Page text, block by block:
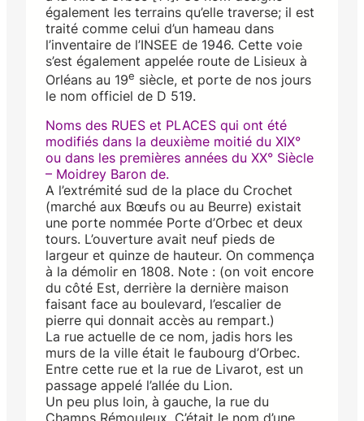
également les terrains qu’elle traverse; il est
traité comme celui d’un hameau dans
l’inventaire de l’INSEE de 1946. Cette voie
s’est également appelée route de Lisieux à
Orléans au 19e siècle, et porte de nos jours
le nom officiel de D 519.
Noms des RUES et PLACES qui ont été
modifiés dans la deuxième moitié du XIX°
ou dans les premières années du XX° Siècle
– Moidrey Baron de.
A l’extrémité sud de la place du Crochet
(marché aux Bœufs ou au Beurre) existait
une porte nommée Porte d’Orbec et deux
tours. L’ouverture avait neuf pieds de
largeur et quinze de hauteur. On commença
à la démolir en 1808. Note : (on voit encore
du côté Est, derrière la dernière maison
faisant face au boulevard, l’escalier de
pierre qui donnait accès au rempart.)
La rue actuelle de ce nom, jadis hors les
murs de la ville était le faubourg d’Orbec.
Entre cette rue et la rue de Livarot, est un
passage appelé l’allée du Lion.
Un peu plus loin, à gauche, la rue du